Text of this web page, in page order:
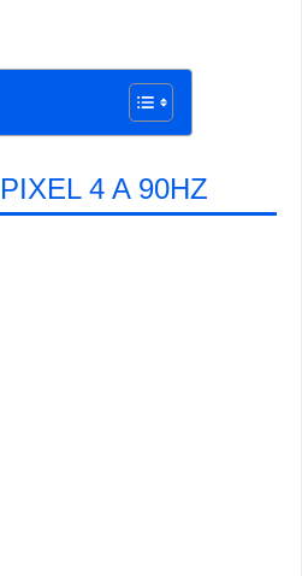
4 A 90HZ